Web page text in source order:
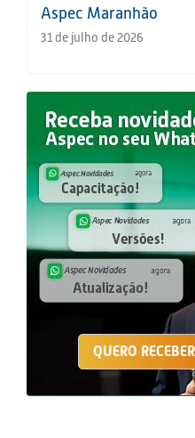
Aspec Maranhão
31 de julho de 2026
QUERO RECEBER